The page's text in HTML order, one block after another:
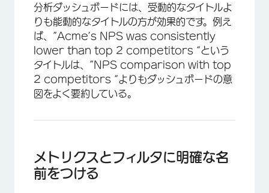
分析ダッシュボードには、受動的なタイトルよ
りも能動的なタイトルの方が効果的です。例え
ば、”Acme’s NPS was consistently
lower than top 2 competitors “という
タイトルは、”NPS comparison with top
2 competitors “よりもダッシュボードの意
図をよく要約している。
メトリクスとフィルタに明確な名
前をつける